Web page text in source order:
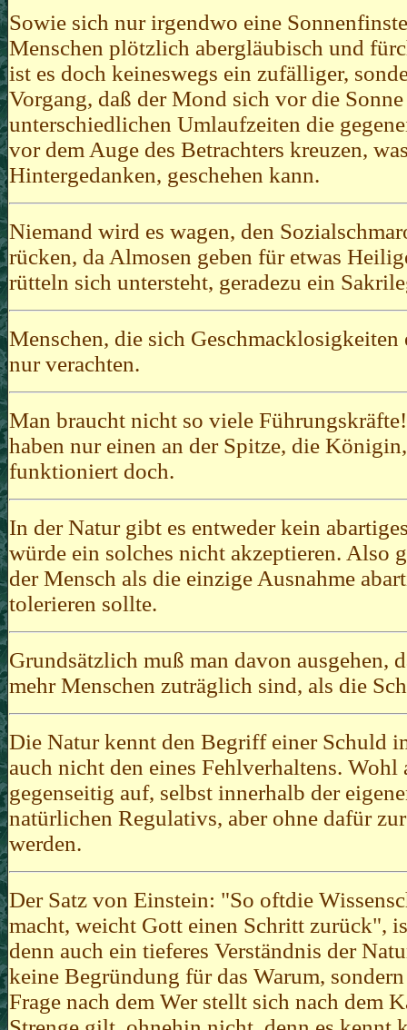
Sowie sich nur irgendwo eine
Menschen plötzlich abergläubisch und
ist es doch keineswegs ein zufälliger,
Vorgang, daß der Mond sich vor die
unterschiedlichen Umlaufzeiten die
vor dem Auge des Betrachters kreuzen,
Hintergedanken, geschehen kann.
Niemand wird es wagen, den
rücken, da Almosen geben für etwas
rütteln sich untersteht, geradezu ein
Menschen, die sich
nur verachten.
Man braucht nicht so viele
haben nur einen an der Spitze, die
funktioniert doch.
In der Natur gibt es entweder kein
würde ein solches nicht akzeptieren. Also
der Mensch als die einzige Ausnahme
tolerieren sollte.
Grundsätzlich muß man davon ausgehen,
mehr Menschen zuträglich sind, als die
Die Natur kennt den Begriff einer Schuld
auch nicht den eines Fehlverhaltens. Wohl
gegenseitig auf, selbst innerhalb der
natürlichen Regulativs, aber ohne dafür
werden.
Der Satz von Einstein: "So oftdie
macht, weicht Gott einen Schritt zurück",
denn auch ein tieferes Verständnis der
keine Begründung für das Warum,
Frage nach dem Wer stellt sich nach dem